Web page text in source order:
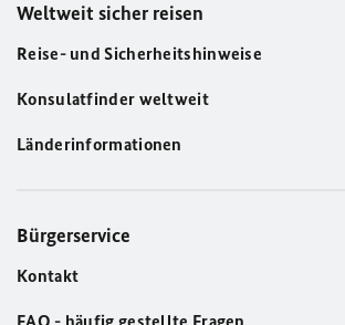
Weltweit sicher reisen
Reise- und Sicherheitshinweise
Konsulatfinder weltweit
Länderinformationen
Bürgerservice
Kontakt